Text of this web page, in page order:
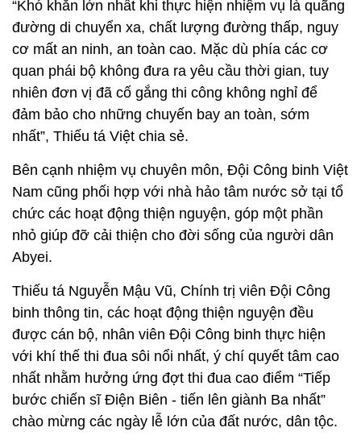
“Khó khăn lớn nhất khi thực hiện nhiệm vụ là quãng
đường di chuyển xa, chất lượng đường thấp, nguy
cơ mất an ninh, an toàn cao. Mặc dù phía các cơ
quan phái bộ không đưa ra yêu cầu thời gian, tuy
nhiên đơn vị đã cố gắng thi công không nghỉ để
đảm bảo cho những chuyến bay an toàn, sớm
nhất”, Thiếu tá Việt chia sẻ.
Bên cạnh nhiệm vụ chuyên môn, Đội Công binh Việt
Nam cũng phối hợp với nhà hảo tâm nước sở tại tổ
chức các hoạt động thiện nguyện, góp một phần
nhỏ giúp đỡ cải thiện cho đời sống của người dân
Abyei.
Thiếu tá Nguyễn Mậu Vũ, Chính trị viên Đội Công
binh thông tin, các hoạt động thiện nguyện đều
được cán bộ, nhân viên Đội Công binh thực hiện
với khí thế thi đua sôi nổi nhất, ý chí quyết tâm cao
nhất nhằm hưởng ứng đợt thi đua cao điểm “Tiếp
bước chiến sĩ Điện Biên - tiến lên giành Ba nhất”
chào mừng các ngày lễ lớn của đất nước, dân tộc.